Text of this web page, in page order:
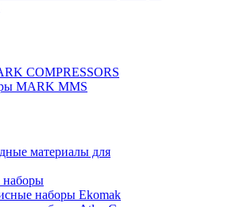
COMPRESSORS
MARK MMS
материалы для
наборы
наборы Ekomak